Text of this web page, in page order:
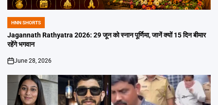
POSTED
IN
HNN SHORTS
Jagannath Rathyatra 2026: 29 जून को स्नान पूर्णिमा, जानें क्यों 15 दिन बीमार
रहेंगे भगवान
on
June 28, 2026